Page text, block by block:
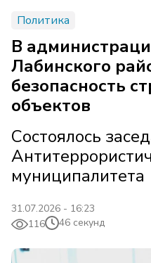
Политика
В
Лабинского
безопасность
объектов
Состоялось
муниципалитета
31.07.2026 - 16:23
116
46 секунд